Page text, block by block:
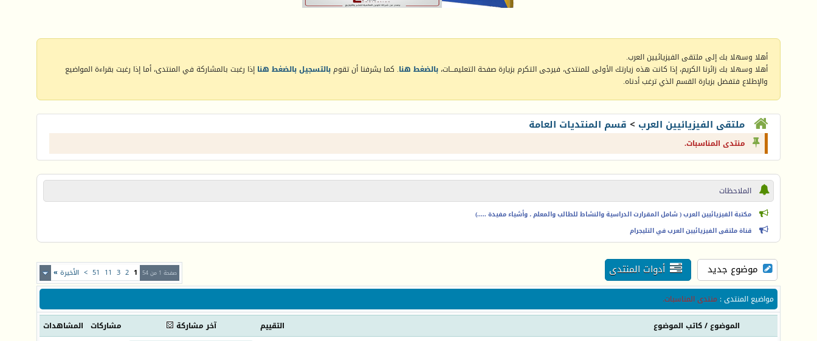
أهلا وسهلا بك إلى ملتقى الفيزيائيين العرب.
أهلا وسهلا بك زائرنا الكريم، إذا كانت هذه زيارتك الأولى للمنتدى، فيرجى التكرم بزيارة صفحة التعليمـــات، بالضغط هنا. كما يشرفنا أن تقومبالتسجيل بالضغط هنا إذا رغبت بالمشاركة في المنتدى، أما إذا رغبت بقراءة المواضيع
والإطلاع فتفضل بزيارة القسم الذي ترغب أدناه.
ملتقى الفيزيائيين العرب > قسم المنتديات العامة
منتدى المناسبات.
الملاحظات
مكتبة الفيزيائيين العرب ( شامل المقرارت الدراسية والنشاط للطالب والمعلم ، وأشياء مفيدة .....)
قناة ملتقى الفيزيائيين العرب في التليجرام
موضوع جديد أدوات المنتدى صفحة 1 من 54 1
2
3
11
51
> الأخيرة »
مواضيع المنتدى: منتدى المناسبات.
التقييم
الموضوع/كاتب الموضوع آخر مشاركة مشاركات المشاهدات